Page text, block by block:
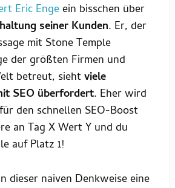
Eric Engeein bisschen über
seiner Kunden. Er, der
mit Stone Temple
der größten Firmen und
betreut, siehtviele
SEO überfordert. Eher wird
den schnellen SEO-Boost
an Tag X Wert Y und du
auf Platz 1!
dieser naiven Denkweise eine